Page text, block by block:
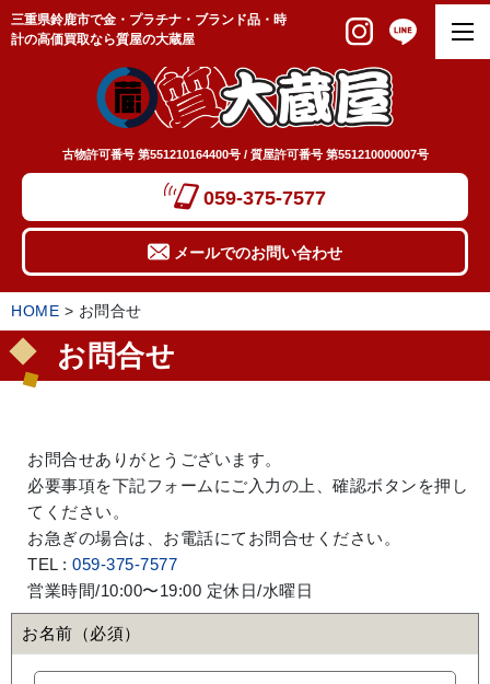
三重県鈴鹿市で金・プラチナ・ブランド品・時
計の高価買取なら質屋の大蔵屋
古物許可番号 第551210164400号 / 質屋許可番号 第551210000007号
059-375-7577
メールでのお問い合わせ
HOME > お問合せ
お問合せ
お問合せありがとうございます。
必要事項を下記フォームにご入力の上、確認ボタンを押し
てください。
お急ぎの場合は、お電話にてお問合せください。
TEL : 059-375-7577
営業時間/10:00〜19:00 定休日/水曜日
お名前（必須）